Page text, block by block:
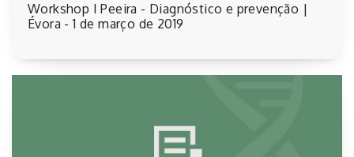
Workshop I Peeira - Diagnóstico e prevenção |
Évora - 1 de março de 2019